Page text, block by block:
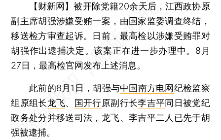
【财新网】被开除党籍20余天后，江西政协原
副主席胡强涉嫌受贿一案，由国家监委调查终结，
移送检方审查起诉。日前，最高检以涉嫌受贿罪对
胡强作出逮捕决定。该案正在进一步办理中。8月
27日，最高检官网发布上述消息。
此前的8月1日，胡强与中国南方电网纪检监察
组原组长龙飞、 国开行原副行长李吉平同日被党纪
政务处分并移送司法，龙飞、李吉平二人已先于胡
强被逮捕。